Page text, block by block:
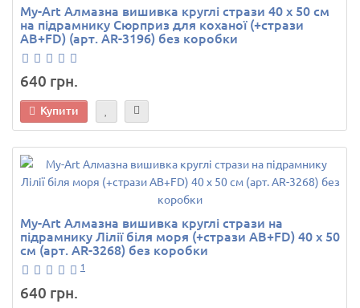
My-Art Алмазна вишивка круглі стрази 40 х 50 см
на підрамнику Сюрприз для коханої (+стрази
AB+FD) (арт. AR-3196) без коробки
640 грн.
Купити
My-Art Алмазна вишивка круглі стрази на
підрамнику Лілії біля моря (+стрази AB+FD) 40 х 50
см (арт. AR-3268) без коробки
1
640 грн.